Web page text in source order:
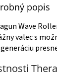
popis
Wave
valec s